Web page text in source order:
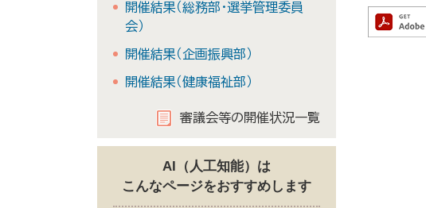
開催結果（総務部・選挙管理委員
会）
開催結果（企画振興部）
開催結果（健康福祉部）
審議会等の開催状況一覧
AI（人工知能）は
こんなページをおすすめします